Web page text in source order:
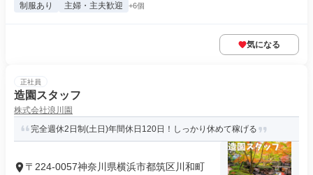
制服あり 主婦・主夫歓迎 +6個
気になる
正社員
造園スタッフ
株式会社浪川園
完全週休2日制(土日)年間休日120日！しっかり休めて稼げる
〒224-0057神奈川県横浜市都筑区川和町